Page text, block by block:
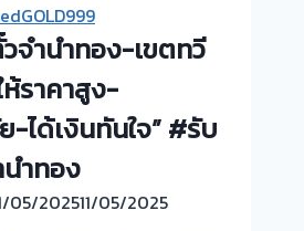
กัน
ตนา-
วัด
เงิน
นนทบุรี
🇹🇭
ที่
เรียก
ใช้
ครับ
รับ
ซื้อ
จำนำทอง-เขตทวี
ราคาสูง-
ได้เงินทันใจ” #รับ
ำทอง
05/202511/05/2025